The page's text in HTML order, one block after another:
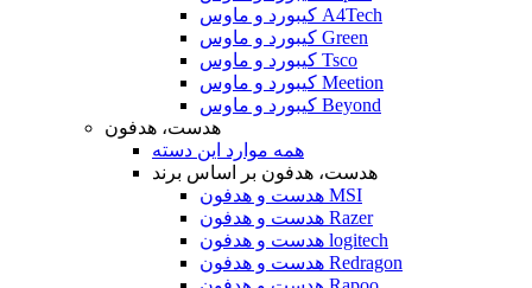
کیبورد و ماوس A4Tech
کیبورد و ماوس Green
کیبورد و ماوس Tsco
کیبورد و ماوس Meetion
کیبورد و ماوس Beyond
هدست، هدفون
همه موارد این دسته
هدست، هدفون بر اساس برند
هدست و هدفون MSI
هدست و هدفون Razer
هدست و هدفون logitech
هدست و هدفون Redragon